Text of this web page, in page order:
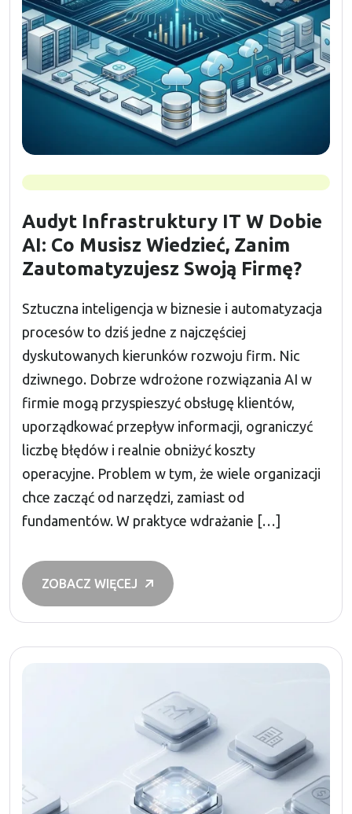
Audyt Infrastruktury IT W Dobie
AI: Co Musisz Wiedzieć, Zanim
Zautomatyzujesz Swoją Firmę?
Sztuczna inteligencja w biznesie i automatyzacja
procesów to dziś jedne z najczęściej
dyskutowanych kierunków rozwoju firm. Nic
dziwnego. Dobrze wdrożone rozwiązania AI w
firmie mogą przyspieszyć obsługę klientów,
uporządkować przepływ informacji, ograniczyć
liczbę błędów i realnie obniżyć koszty
operacyjne. Problem w tym, że wiele organizacji
chce zacząć od narzędzi, zamiast od
fundamentów. W praktyce wdrażanie […]
ZOBACZ WIĘCEJ